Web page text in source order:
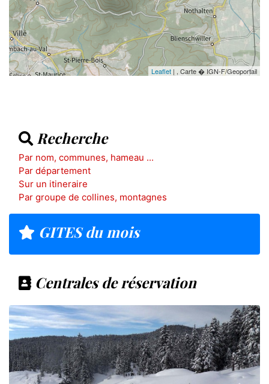
Leaflet | , Carte � IGN-F/Geoportail
Recherche
Par nom, communes, hameau ...
Par département
Sur un itineraire
Par groupe de collines, montagnes
GITES du mois
Centrales de réservation